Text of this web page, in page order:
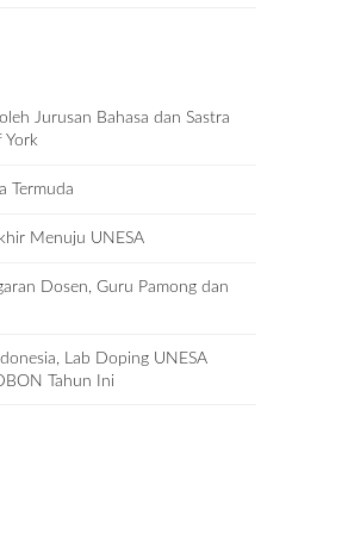
Jurusan Bahasa dan Sastra
York
Termuda
Menuju UNESA
Dosen, Guru Pamong dan
Lab Doping UNESA
Tahun Ini